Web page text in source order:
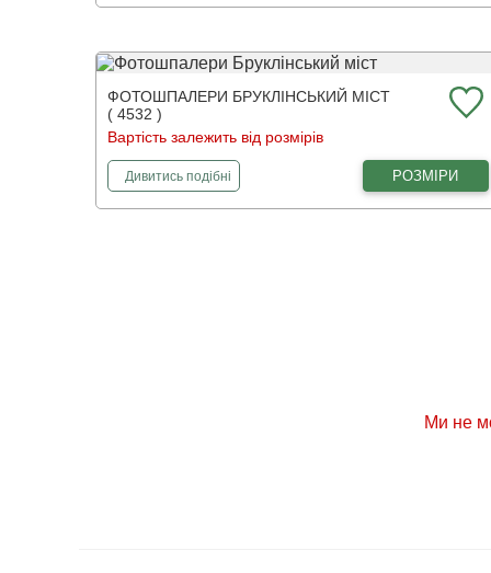
ФОТОШПАЛЕРИ БРУКЛІНСЬКИЙ МІСТ
( 4532 )
Вартість залежить від розмірів
Дивитисьфотошпалери
подібні РОЗМІРИ
Ми не